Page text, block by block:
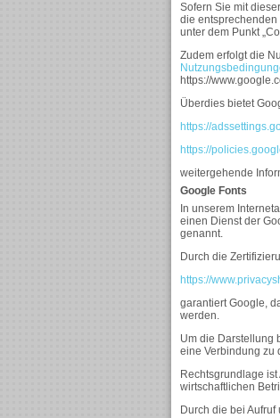
Sofern Sie mit
die
unter dem Punkt
Zudem erfolgt die
https://
Überdies bietet
https://
https://
weitergehende
Google Fonts
In unserem
einen Dienst der
genannt.
Durch die
https://
garantiert Google,
werden.
Um die Darstellung
eine Verbindung zu
Rechtsgrundlage
wirtschaftlichen
Durch die bei